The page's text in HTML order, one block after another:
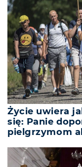
Życie uwiera
się: Panie
pielgrzymom